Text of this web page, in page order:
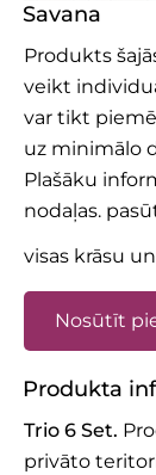
Savana
Produkts
veikt
var tikt
uz minimālo
Plašāku
nodaļas.
visas krāsu
Nosūtīt
Produkta
Trio 6 Set.
privāto